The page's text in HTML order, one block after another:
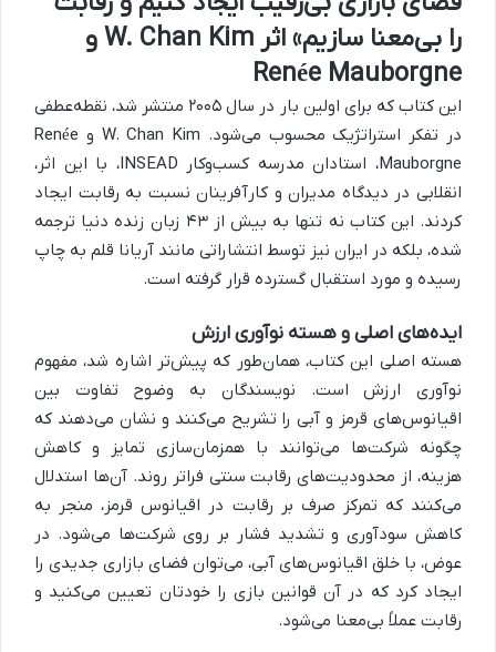
را بی‌معنا سازیم» اثر W. Chan Kim و
Renée Mauborgne
این کتاب که برای اولین بار در سال ۲۰۰۵ منتشر شد، نقطه‌عطفی
در تفکر استراتژیک محسوب می‌شود. W. Chan Kim و Renée
Mauborgne، استادان مدرسه کسب‌وکار INSEAD، با این اثر،
انقلابی در دیدگاه مدیران و کارآفرینان نسبت به رقابت ایجاد
کردند. این کتاب نه تنها به بیش از ۴۳ زبان زنده دنیا ترجمه
شده، بلکه در ایران نیز توسط انتشاراتی مانند آریانا قلم به چاپ
رسیده و مورد استقبال گسترده قرار گرفته است.
ایده‌های اصلی و هسته نوآوری ارزش
هسته اصلی این کتاب، همان‌طور که پیش‌تر اشاره شد، مفهوم
نوآوری ارزش است. نویسندگان به وضوح تفاوت بین
اقیانوس‌های قرمز و آبی را تشریح می‌کنند و نشان می‌دهند که
چگونه شرکت‌ها می‌توانند با همزمان‌سازی تمایز و کاهش
هزینه، از محدودیت‌های رقابت سنتی فراتر روند. آن‌ها استدلال
می‌کنند که تمرکز صرف بر رقابت در اقیانوس قرمز، منجر به
کاهش سودآوری و تشدید فشار بر روی شرکت‌ها می‌شود. در
عوض، با خلق اقیانوس‌های آبی، می‌توان فضای بازاری جدیدی را
ایجاد کرد که در آن قوانین بازی را خودتان تعیین می‌کنید و
رقابت عملاً بی‌معنا می‌شود.